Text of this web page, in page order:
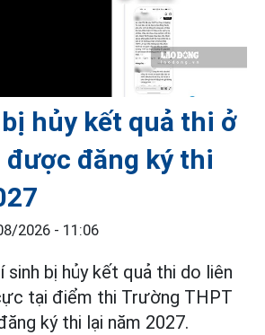
hủy kết quả thi ở
được đăng ký thi
2026 - 11:06
sinh bị hủy kết quả thi do liên
tại điểm thi Trường THPT
ký thi lại năm 2027.